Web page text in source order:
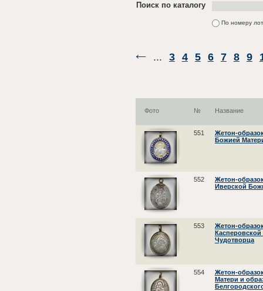
Поиск по каталогу
По номеру
... 3 4 5 6 7 8 9
Фото № Название
551
Жетон-
Божией
552
Жетон-
Иверской
553
Жетон-
Чудотворца
554
Жетон-
Матери и